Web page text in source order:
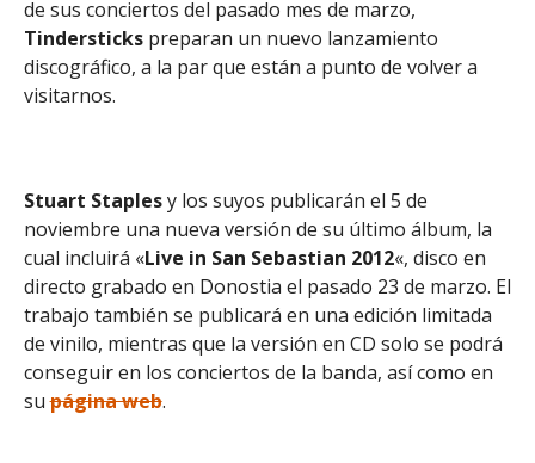
de sus conciertos del pasado mes de marzo,
Tinderstickspreparan un nuevo lanzamiento
discográfico, a la par que están a punto de volver a
visitarnos.
Stuart Staplesy los suyos publicarán el 5 de
noviembre una nueva versión de su último álbum, la
cual incluirá «Live in San Sebastian 2012«, disco en
directo grabado en Donostia el pasado 23 de marzo. El
trabajo también se publicará en una edición limitada
de vinilo, mientras que la versión en CD solo se podrá
conseguir en los conciertos de la banda, así como en
supágina web.